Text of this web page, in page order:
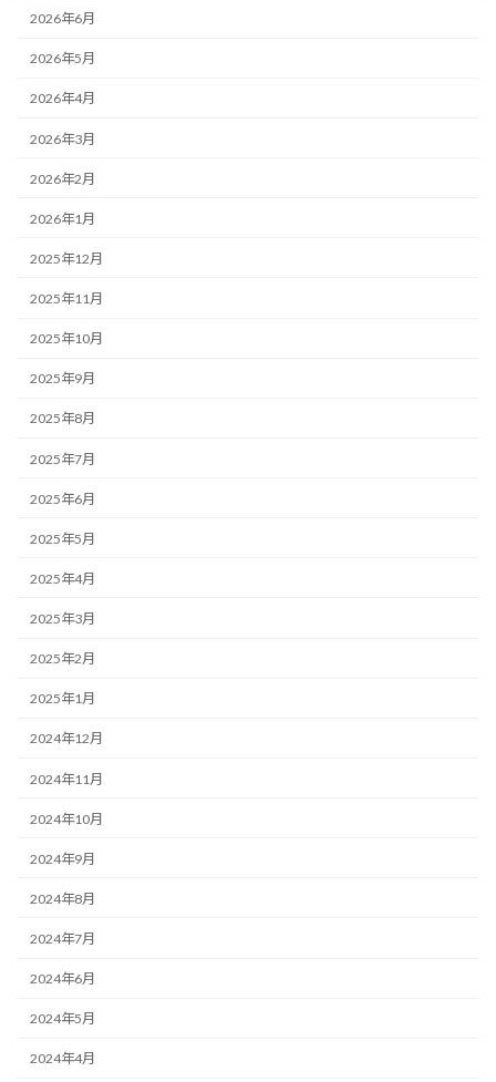
2026年6月
2026年5月
2026年4月
2026年3月
2026年2月
2026年1月
2025年12月
2025年11月
2025年10月
2025年9月
2025年8月
2025年7月
2025年6月
2025年5月
2025年4月
2025年3月
2025年2月
2025年1月
2024年12月
2024年11月
2024年10月
2024年9月
2024年8月
2024年7月
2024年6月
2024年5月
2024年4月